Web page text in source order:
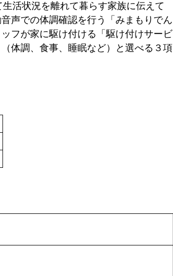
活状況を離れて暮らす家族に伝えて
声での体調確認を行う「みまもりでん
フが家に駆け付ける「駆け付けサービ
体調、食事、睡眠など）と選べる３項